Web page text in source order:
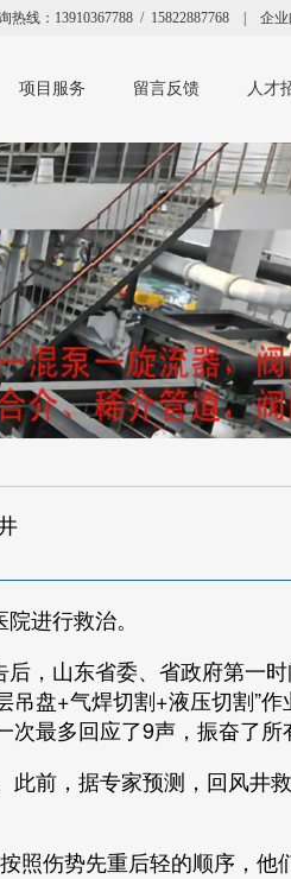
热线：13910367788 / 15822887768 | 企业
项目服务 留言反馈 人才
进行救治。
，山东省委、省政府第一
盘+气焊切割+液压切割”
最多回应了9声，振奋了所
前，据专家预测，回风井
照伤势先重后轻的顺序，他